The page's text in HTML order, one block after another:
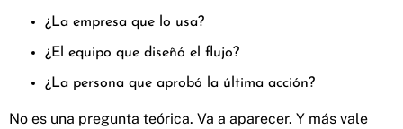
¿La empresa que lo usa?
¿El equipo que diseñó el flujo?
¿La persona que aprobó la última acción?
No es una pregunta teórica. Va a aparecer. Y más vale